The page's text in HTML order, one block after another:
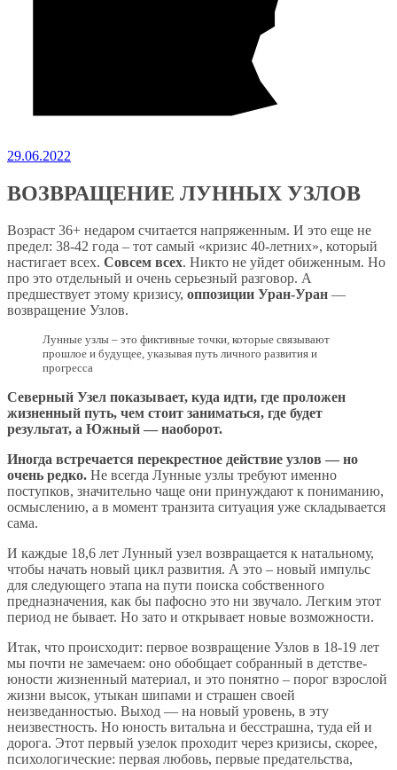
29.06.2022
ВОЗВРАЩЕНИЕ ЛУННЫХ УЗЛОВ
Возраст 36+ недаром считается напряженным. И это еще не
предел: 38-42 года – тот самый «кризис 40-летних», который
настигает всех. Совсем всех. Никто не уйдет обиженным. Но
про это отдельный и очень серьезный разговор. А
предшествует этому кризису, оппозиции Уран-Уран —
возвращение Узлов.
Лунные узлы – это фиктивные точки, которые связывают
прошлое и будущее, указывая путь личного развития и
прогресса
Северный Узел показывает, куда идти, где проложен
жизненный путь, чем стоит заниматься, где будет
результат, а Южный — наоборот.
Иногда встречается перекрестное действие узлов — но
очень редко. Не всегда Лунные узлы требуют именно
поступков, значительно чаще они принуждают к пониманию,
осмыслению, а в момент транзита ситуация уже складывается
сама.
И каждые 18,6 лет Лунный узел возвращается к натальному,
чтобы начать новый цикл развития. А это – новый импульс
для следующего этапа на пути поиска собственного
предназначения, как бы пафосно это ни звучало. Легким этот
период не бывает. Но зато и открывает новые возможности.
Итак, что происходит: первое возвращение Узлов в 18-19 лет
мы почти не замечаем: оно обобщает собранный в детстве-
юности жизненный материал, и это понятно – порог взрослой
жизни высок, утыкан шипами и страшен своей
неизведанностью. Выход — на новый уровень, в эту
неизвестность. Но юность витальна и бесстрашна, туда ей и
дорога. Этот первый узелок проходит через кризисы, скорее,
психологические: первая любовь, первые предательства,